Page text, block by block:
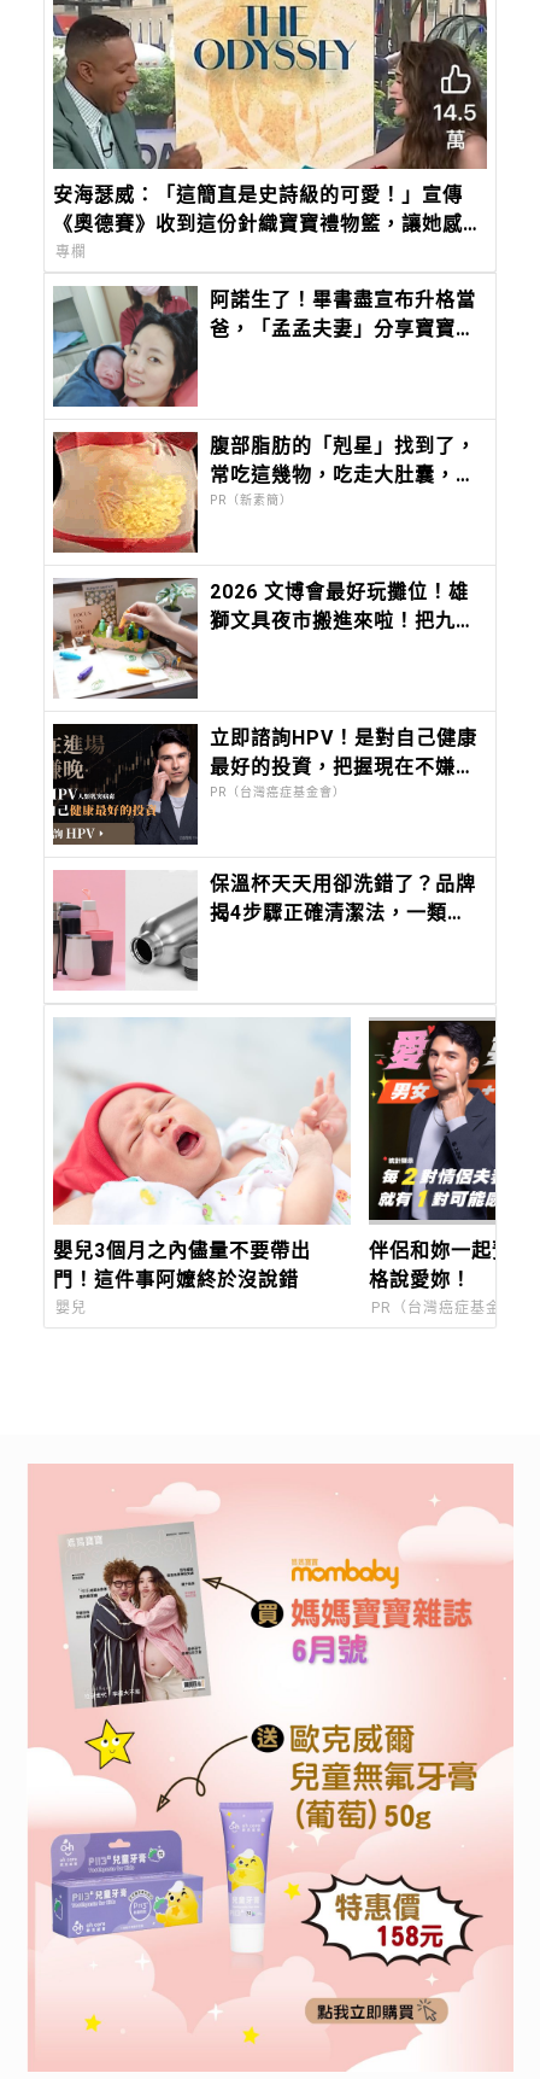
安海瑟威：「這簡直是史詩級的可愛！」宣傳
《奧德賽》收到這份針織寶寶禮物籃，讓她感動
到哭
專欄
阿諾生了！畢書盡宣布升格當
爸，「孟孟夫妻」分享寶寶性
腹部脂肪的「剋星」找到了，
常吃這幾物，吃走大肚囊，瘦
出小蠻腰
PR（新素簡）
2026 文博會最好玩攤位！雄
獅文具夜市搬進來啦！把九層
立即諮詢HPV！是對自己健康
最好的投資，把握現在不嫌
晚！
PR（台灣癌症基金會）
保溫杯天天用卻洗錯了？品牌
揭4步驟正確清潔法，一類刷
嬰兒3個月之內儘量不要帶出
門！這件事阿嬤終於沒說錯
嬰兒
伴侶和妳一起預防
格說愛妳！
PR（台灣癌症基金會）